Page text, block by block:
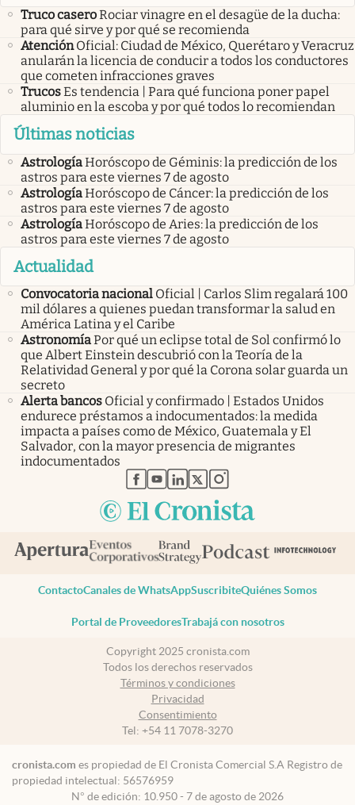
Truco caseroRociar vinagre en el desagüe de la ducha:
para qué sirve y por qué se recomienda
Atención Oficial: Ciudad de México, Querétaro y Veracruz
anularán la licencia de conducir a todos los conductores
que cometen infracciones graves
TrucosEs tendencia | Para qué funciona poner papel
aluminio en la escoba y por qué todos lo recomiendan
Últimas noticias
AstrologíaHoróscopo de Géminis: la predicción de los
astros para este viernes 7 de agosto
AstrologíaHoróscopo de Cáncer: la predicción de los
astros para este viernes 7 de agosto
AstrologíaHoróscopo de Aries: la predicción de los
astros para este viernes 7 de agosto
Actualidad
Convocatoria nacional Oficial | Carlos Slim regalará 100
mil dólares a quienes puedan transformar la salud en
América Latina y el Caribe
AstronomíaPor qué un eclipse total de Sol confirmó lo
que Albert Einstein descubrió con la Teoría de la
Relatividad General y por qué la Corona solar guarda un
secreto
Alerta bancos Oficial y confirmado | Estados Unidos
endurece préstamos a indocumentados: la medida
impacta a países como de México, Guatemala y El
Salvador, con la mayor presencia de migrantes
indocumentados
abre en nueva pestaña
abre en nueva pestaña
abre en nueva pestaña
abre en nueva pestaña
abre en nueva pestaña
ContactoCanales de WhatsAppSuscribiteQuiénes Somos
Portal de ProveedoresTrabajá con nosotros
Copyright 2025 cronista.com
Todos los derechos reservados
Términos y condiciones
Privacidad
Consentimiento
Tel: +54 11 7078-3270
cronista.com es propiedad de El Cronista Comercial S.A Registro de
propiedad intelectual: 56576959
N° de edición: 10.950 - 7 de agosto de 2026